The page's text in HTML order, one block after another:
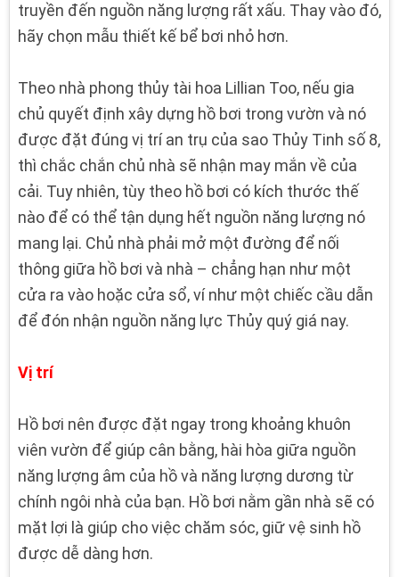
truyền đến nguồn năng lượng rất xấu. Thay vào đó,
hãy chọn mẫu thiết kế bể bơi nhỏ hơn.
Theo nhà phong thủy tài hoa Lillian Too, nếu gia
chủ quyết định xây dựng hồ bơi trong vườn và nó
được đặt đúng vị trí an trụ của sao Thủy Tinh số 8,
thì chắc chắn chủ nhà sẽ nhận may mắn về của
cải. Tuy nhiên, tùy theo hồ bơi có kích thước thế
nào để có thể tận dụng hết nguồn năng lượng nó
mang lại. Chủ nhà phải mở một đường để nối
thông giữa hồ bơi và nhà – chẳng hạn như một
cửa ra vào hoặc cửa sổ, ví như một chiếc cầu dẫn
để đón nhận nguồn năng lực Thủy quý giá nay.
Vị trí
Hồ bơi nên được đặt ngay trong khoảng khuôn
viên vườn để giúp cân bằng, hài hòa giữa nguồn
năng lượng âm của hồ và năng lượng dương từ
chính ngôi nhà của bạn. Hồ bơi nằm gần nhà sẽ có
mặt lợi là giúp cho việc chăm sóc, giữ vệ sinh hồ
được dễ dàng hơn.